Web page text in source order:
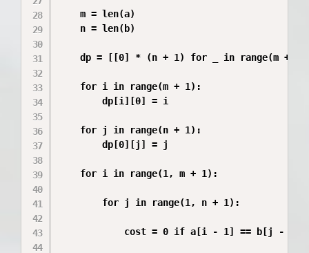
    m = len(a)
    n = len(b)
dp = [[0] * (n + 1) for _ in range(m +
    for i in range(m + 1):
        dp[i][0] = i
    for j in range(n + 1):
        dp[0][j] = j
    for i in range(1, m + 1):
        for j in range(1, n + 1):
cost = 0 if a[i - 1] == b[j - 1]